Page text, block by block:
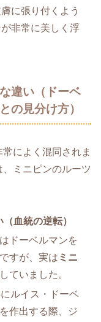
に張り付くよう
非常に美しく浮
違い（ドーベ
の見分け方）
によく混同されま
ミニピンのルーツ
血統の逆転）
ドーベルマンを
すが、実は ミニ
ていました。
ルイス・ドーベ
作出する際、ジ